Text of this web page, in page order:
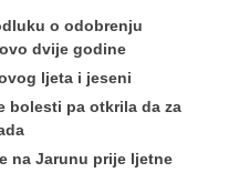
o odobrenju
dvije godine
ljeta i jeseni
bolesti pa otkrila da za
na Jarunu prije ljetne